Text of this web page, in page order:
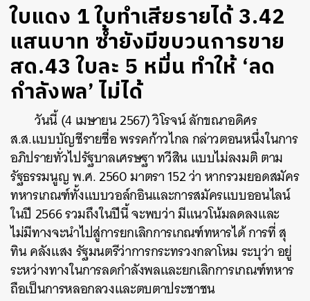
ใบแดง 1 ใบทำเสียรายได้ 3.42
แสนบาท ซ้ำยังมีขบวนการขาย
สด.43 ใบละ 5 หมื่น ทำให้ ‘ลด
กำลังพล’ ไม่ได้
วันนี้ (4 เมษายน 2567) วิโรจน์ ลักขณาอดิศร
ส.ส.แบบบัญชีรายชื่อ พรรคก้าวไกล กล่าวตอนหนึ่งในการ
อภิปรายทั่วไปรัฐบาลเศรษฐา ทวีสิน แบบไม่ลงมติ ตาม
รัฐธรรมนูญ พ.ศ. 2560 มาตรา 152 ว่า หากรวมยอดสมัคร
ทหารเกณฑ์ทั้งแบบวอล์กอินและการสมัครแบบออนไลน์
ในปี 2566 รวมถึงในปีนี้ จะพบว่า มีแนวโน้มลดลงและ
ไม่มีทางจะนำไปสู่การยกเลิกการเกณฑ์ทหารได้ การที่ สุ
ทิน คลังแสง รัฐมนตรีว่าการกระทรวงกลาโหม ระบุว่า อยู่
ระหว่างทางในการลดกำลังพลและยกเลิกการเกณฑ์ทหาร
ถือเป็นการหลอกลวงและตบตาประชาชน